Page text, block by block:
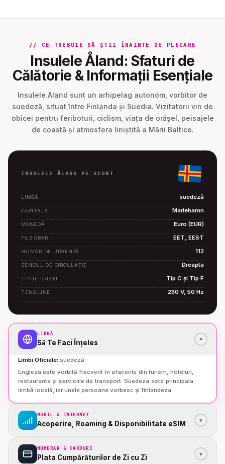
// CE TREBUIE SĂ ȘTII ÎNAINTE DE PLECARE
Insulele Åland: Sfaturi de
Călătorie & Informații Esențiale
Insulele Aland sunt un arhipelag autonom, vorbitor de
suedeză, situat între Finlanda și Suedia. Vizitatorii vin de
obicei pentru feriboturi, ciclism, viața de orășel, peisajele
de coastă și atmosfera liniștită a Mării Baltice.
INSULELE ÅLAND PE SCURT
LIMBĂ suedeză
CAPITALA Mariehamn
MONEDĂ Euro (EUR)
FUS ORAR EET, EEST
NUMĂR DE URGENȚĂ 112
SENSUL DE CIRCULAȚIE Dreapta
TIPUL PRIZEI Tip C și Tip F
TENSIUNE 230 V, 50 Hz
LIMBĂ
Să Te Faci Înțeles ▾
Limbi Oficiale: suedeză
Engleza este vorbită frecvent în afacerile din turism, hoteluri,
restaurante și serviciile de transport. Suedeza este principala
limbă locală, iar unele persoane vorbesc și finlandeza.
MOBIL & INTERNET
Acoperire, Roaming & Disponibilitate eSIM ▾
NUMERAR & CARDURI
Plata Cumpărăturilor de Zi cu Zi ▾